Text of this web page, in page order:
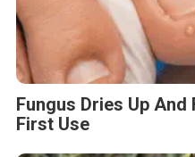
Fungus Dries Up
First Use